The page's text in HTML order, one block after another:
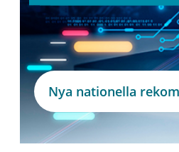
Nya nationella